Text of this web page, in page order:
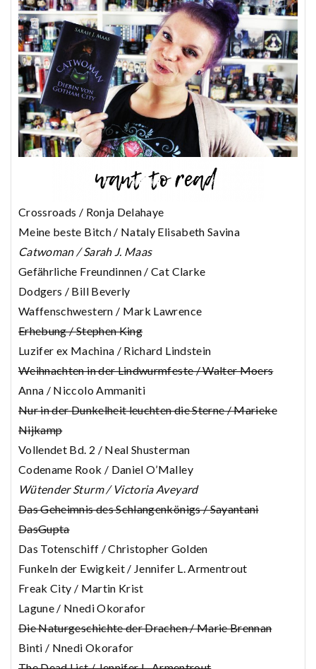
Crossroads / Ronja Delahaye
Meine beste Bitch / Nataly Elisabeth Savina
Catwoman / Sarah J. Maas
Gefährliche Freundinnen / Cat Clarke
Dodgers / Bill Beverly
Waffenschwestern / Mark Lawrence
Erhebung / Stephen King
Luzifer ex Machina / Richard Lindstein
Weihnachten in der Lindwurmfeste / Walter Moers
Anna / Niccolo Ammaniti
Nur in der Dunkelheit leuchten die Sterne / Marieke
Nijkamp
Vollendet Bd. 2 / Neal Shusterman
Codename Rook / Daniel O’Malley
Wütender Sturm / Victoria Aveyard
Das Geheimnis des Schlangenkönigs / Sayantani
DasGupta
Das Totenschiff / Christopher Golden
Funkeln der Ewigkeit / Jennifer L. Armentrout
Freak City / Martin Krist
Lagune / Nnedi Okorafor
Die Naturgeschichte der Drachen / Marie Brennan
Binti / Nnedi Okorafor